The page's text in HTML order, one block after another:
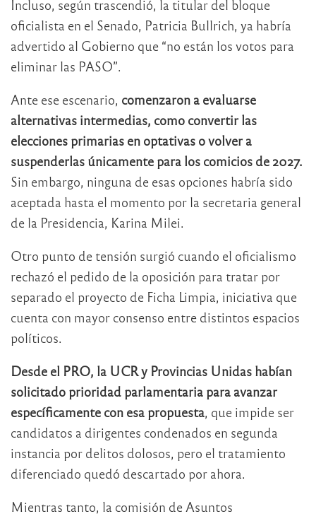
Incluso, según trascendió, la titular del bloque
oficialista en el Senado, Patricia Bullrich, ya habría
advertido al Gobierno que “no están los votos para
eliminar las PASO”.
Ante ese escenario, comenzaron a evaluarse
alternativas intermedias, como convertir las
elecciones primarias en optativas o volver a
suspenderlas únicamente para los comicios de 2027.
Sin embargo, ninguna de esas opciones habría sido
aceptada hasta el momento por la secretaria general
de la Presidencia, Karina Milei.
Otro punto de tensión surgió cuando el oficialismo
rechazó el pedido de la oposición para tratar por
separado el proyecto de Ficha Limpia, iniciativa que
cuenta con mayor consenso entre distintos espacios
políticos.
Desde el PRO, la UCR y Provincias Unidas habían
solicitado prioridad parlamentaria para avanzar
específicamente con esa propuesta, que impide ser
candidatos a dirigentes condenados en segunda
instancia por delitos dolosos, pero el tratamiento
diferenciado quedó descartado por ahora.
Mientras tanto, la comisión de Asuntos